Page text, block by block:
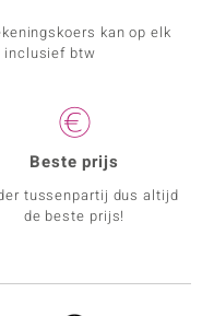
kan op elk
inclusief btw
Beste prijs
tussenpartij dus altijd
de beste prijs!